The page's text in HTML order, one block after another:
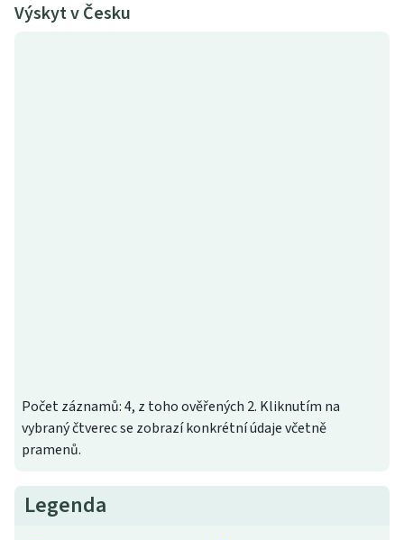
Výskyt v Česku
Počet záznamů: 4, z toho ověřených 2. Kliknutím na
vybraný čtverec se zobrazí konkrétní údaje včetně
pramenů.
Legenda